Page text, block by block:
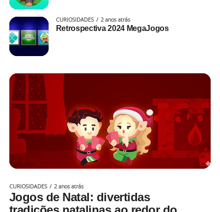
CURIOSIDADES 2 anos atrás
Retrospectiva 2024 MegaJogos
CURIOSIDADES 2 anos atrás
Jogos de Natal: divertidas